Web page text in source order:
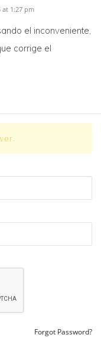
at 1:27 pm
el inconveniente,
corrige el
Forgot Password?